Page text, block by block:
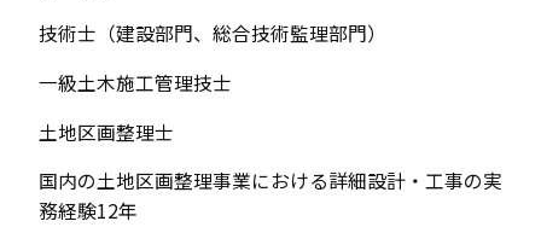
技術士（建設部門、総合技術監理部門）
一級土木施工管理技士
土地区画整理士
国内の土地区画整理事業における詳細設計・工事の実
務経験12年